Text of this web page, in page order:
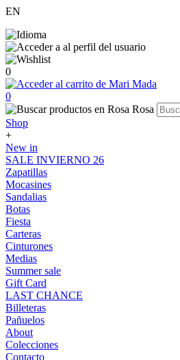
EN
0
0
Shop
+
New in
SALE INVIERNO 26
Zapatillas
Mocasines
Sandalias
Botas
Fiesta
Carteras
Cinturones
Medias
Summer sale
Gift Card
LAST CHANCE
Billeteras
Pañuelos
About
Colecciones
Contacto